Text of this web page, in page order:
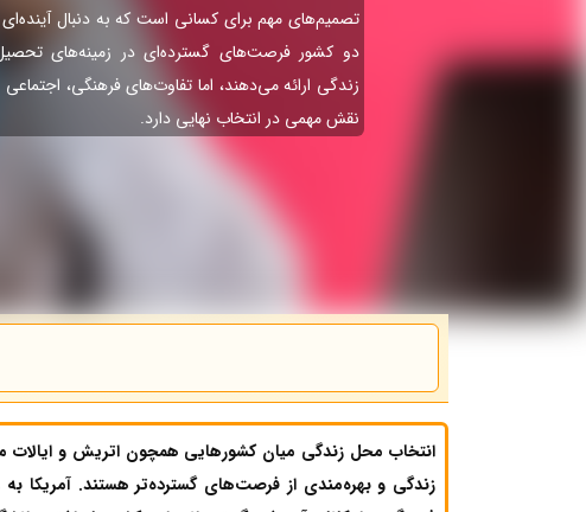
تصمیم‌های مهم برای کسانی است که به دنبال
دو کشور فرصت‌های گسترده‌ای در زمینه‌های
زندگی ارائه می‌دهند، اما تفاوت‌های فرهنگی،
نقش مهمی در انتخاب نهایی دارد.
انتخاب محل زندگی میان کشورهایی همچون اتریش و ایالات
زندگی و بهره‌مندی از فرصت‌های گسترده‌تر هستند. آمریکا